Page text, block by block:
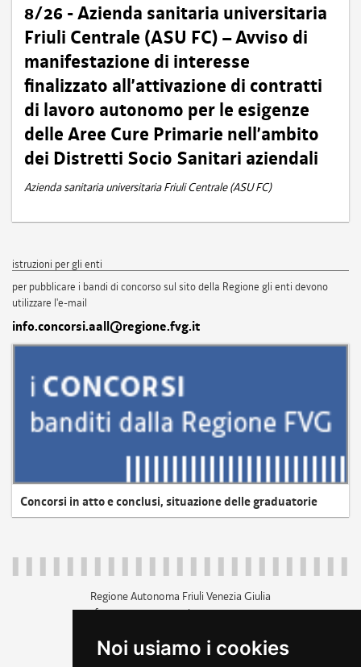
Noi usiamo i cookies
8/26 - Azienda sanitaria universitaria
Friuli Centrale (ASU FC) – Avviso di
manifestazione di interesse
finalizzato all’attivazione di contratti
di lavoro autonomo per le esigenze
delle Aree Cure Primarie nell’ambito
dei Distretti Socio Sanitari aziendali
Azienda sanitaria universitaria Friuli Centrale (ASU FC)
istruzioni per gli enti
per pubblicare i bandi di concorso sul sito della Regione gli enti devono
utilizzare l'e-mail
info.concorsi.aall@regione.fvg.it
Concorsi in atto e conclusi, situazione delle graduatorie
Regione Autonoma Friuli Venezia Giulia
c.f. 80014930327; p.iva 00526040324
+39 040 3771111